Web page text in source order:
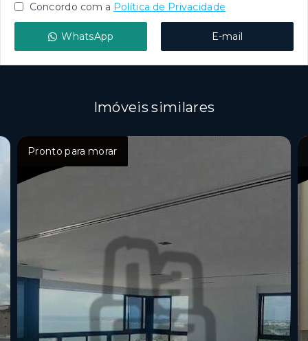
Concordo com a Política de Privacidade
WhatsApp E-mail
Imóveis similares
Pronto para morar